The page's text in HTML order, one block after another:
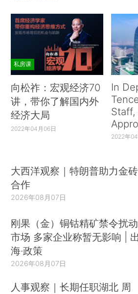
私房课
向松祚：宏观经济70
讲，带你了解国内外
经济大局
2022年04月06日
In
Staff,
2022年
大西洋观察｜特朗普助力金砖
合作
2026年08月07日
刚果（金）铜钴精矿禁令扰动
市场 多家企业称暂无影响 | 出
海·政策
2026年08月07日
人事观察｜长期任职湖北 周